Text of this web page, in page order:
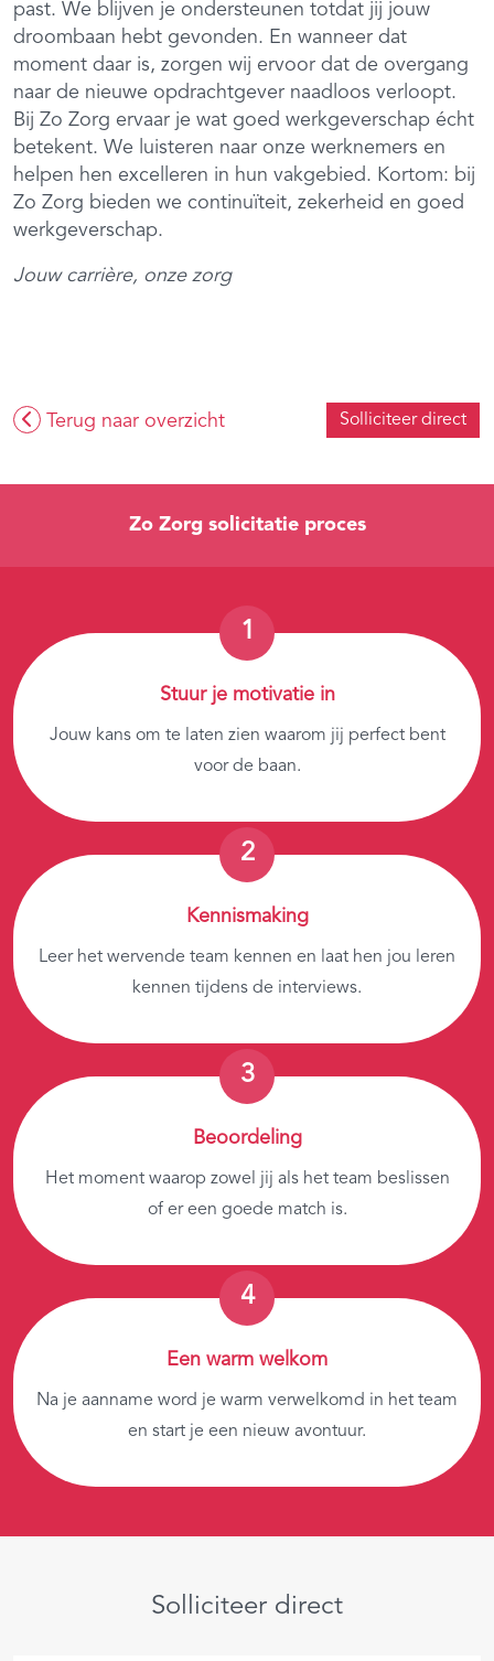
past. We blijven je ondersteunen totdat jij jouw
droombaan hebt gevonden. En wanneer dat
moment daar is, zorgen wij ervoor dat de overgang
naar de nieuwe opdrachtgever naadloos verloopt.
Bij Zo Zorg ervaar je wat goed werkgeverschap écht
betekent. We luisteren naar onze werknemers en
helpen hen excelleren in hun vakgebied. Kortom: bij
Zo Zorg bieden we continuïteit, zekerheid en goed
werkgeverschap.
Jouw carrière, onze zorg
Terug naar overzicht Solliciteer direct
Zo Zorg solicitatie proces
Stuur je motivatie in
Jouw kans om te laten zien waarom jij perfect bent
voor de baan.
Kennismaking
Leer het wervende team kennen en laat hen jou leren
kennen tijdens de interviews.
Beoordeling
Het moment waarop zowel jij als het team beslissen
of er een goede match is.
Een warm welkom
Na je aanname word je warm verwelkomd in het team
en start je een nieuw avontuur.
Solliciteer direct